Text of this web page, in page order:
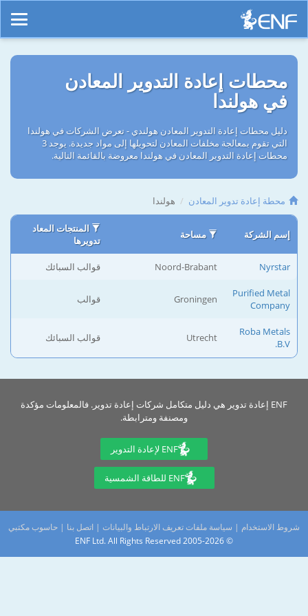
محطات إعادة التدوير المعادن
في هولندا
دليل محطات إعادة التدوير المعادن هولندي - تعرض الشركات في هولندا
التي تقوم بمعالجة مخلفات المعادن لتحويلها إلى مواد جديدة. يوجد 3
محطات إعادة التدوير المعادن في هولندا معروضة بالقائمة التالية.
محطة إعادة تدوير المعادن هولندا
إسم الشركة مساحة
المنتجات المعاد
تدويرها
Nyrstar
Noord-Brabant قوالب السبائك
Purified Metal
Company
Groningen قوالب
Roba Metals
B.V.
Utrecht قوالب السبائك
ENF إعادة تدوير هي دليل متكامل شركات إعادة تدوير. فالمعلومات مؤكدة
ومصنفة ومترابطة.
ENF لإعادة التدوير
ENF للطاقة الشمسية
شروط الاستخدام | سياسة ملفات تعريف الارتباط والبيانات | اتصل بنا | حاسوب مكتبي
© 2005-2026 ENF Ltd. All Rights Reserved